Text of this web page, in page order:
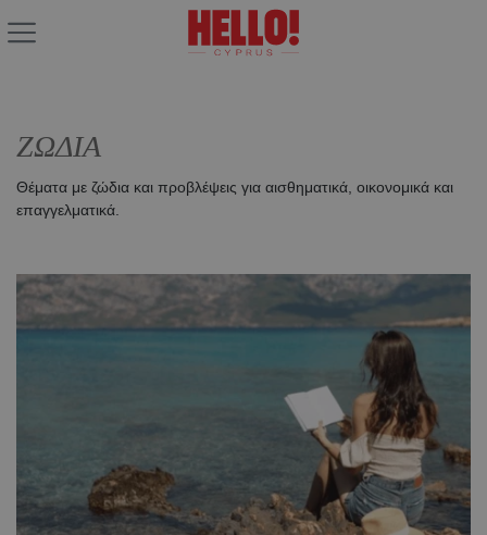
ΖΩΔΙΑ
Θέματα με ζώδια και προβλέψεις για αισθηματικά, οικονομικά και
επαγγελματικά.